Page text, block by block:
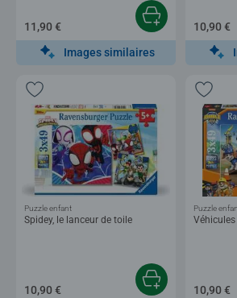
11,90 €
Images similaires
10,90 €
Spidey, le lanceur de toile
Puzzle enfant
10,90 €
Puzzle
10,90 €